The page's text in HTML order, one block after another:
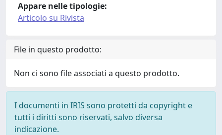
Appare nelle tipologie:
Articolo su Rivista
File in questo prodotto:
Non ci sono file associati a questo prodotto.
I documenti in IRIS sono protetti da copyright e
tutti i diritti sono riservati, salvo diversa
indicazione.